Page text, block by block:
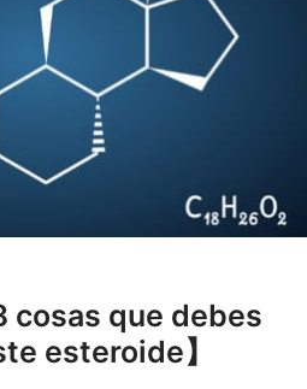
cosas que debes
esteroide】